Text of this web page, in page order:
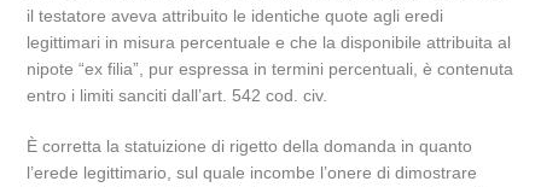
il testatore aveva attribuito le identiche quote agli eredi
legittimari in misura percentuale e che la disponibile attribuita al
nipote “ex filia”, pur espressa in termini percentuali, è contenuta
entro i limiti sanciti dall’art. 542 cod. civ.
È corretta la statuizione di rigetto della domanda in quanto
l’erede legittimario, sul quale incombe l’onere di dimostrare